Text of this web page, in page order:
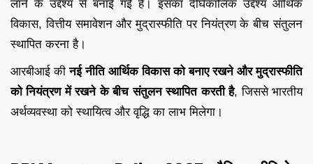
लाने के उद्देश्य से बनाई गई है। इसका दीर्घकालिक उद्देश्य आर्थिक
विकास, वित्तीय समावेशन और मुद्रास्फीति पर नियंत्रण के बीच संतुलन
स्थापित करना है।
आरबीआई कीनई नीति आर्थिक विकास को बनाए रखने और मुद्रास्फीति
को नियंत्रण में रखने के बीच संतुलन स्थापित करती है, जिससे भारतीय
अर्थव्यवस्था को स्थायित्व और वृद्धि का लाभ मिलेगा।